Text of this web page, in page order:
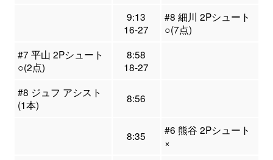
9:13
16-27
#8 細川 2Pシュート
○(7点)
#7 平山 2Pシュート
○(2点)
8:58
18-27
#8 ジュフ アシスト
(1本)
8:56
8:35
#6 熊谷 2Pシュート
×